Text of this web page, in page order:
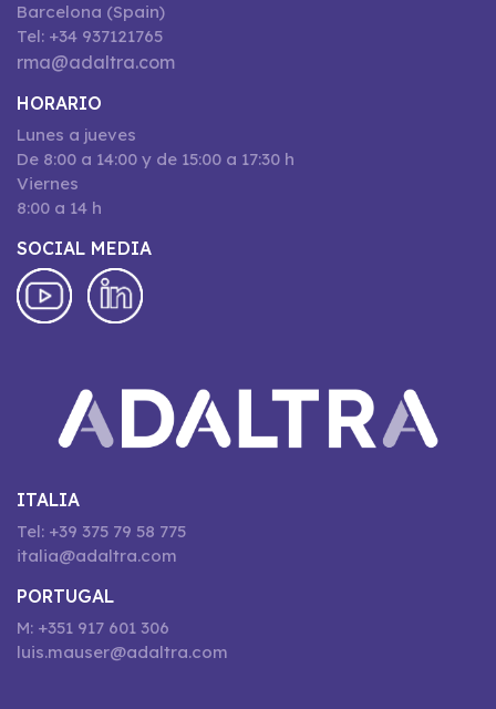
Barcelona (Spain)
Tel: +34 937121765
rma@adaltra.com
HORARIO
Lunes a jueves
De 8:00 a 14:00 y de 15:00 a 17:30 h
Viernes
8:00 a 14 h
SOCIAL MEDIA
ITALIA
Tel: +39 375 79 58 775
italia@adaltra.com
PORTUGAL
M: +351 917 601 306
luis.mauser@adaltra.com